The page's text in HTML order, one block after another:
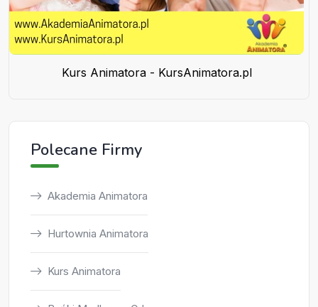
Kurs Animatora - KursAnimatora.pl
Polecane Firmy
Akademia Animatora
Hurtownia Animatora
Kurs Animatora